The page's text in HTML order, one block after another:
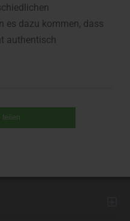
es dazu kommen, dass
authentisch
teilen